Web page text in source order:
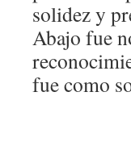
solidez y
Abajo fue
fue como